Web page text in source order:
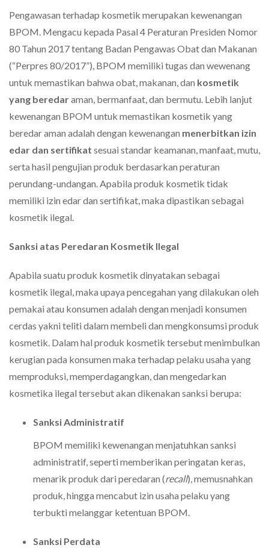
Pengawasan terhadap kosmetik merupakan kewenangan
BPOM. Mengacu kepada Pasal 4 Peraturan Presiden Nomor
80 Tahun 2017 tentang Badan Pengawas Obat dan Makanan
(“Perpres 80/2017”), BPOM memiliki tugas dan wewenang
untuk memastikan bahwa obat, makanan, dan kosmetik
yang beredaraman, bermanfaat, dan bermutu. Lebih lanjut
kewenangan BPOM untuk memastikan kosmetik yang
beredar aman adalah dengan kewenangan menerbitkan izin
edar dan sertifikat sesuai standar keamanan, manfaat, mutu,
serta hasil pengujian produk berdasarkan peraturan
perundang-undangan. Apabila produk kosmetik tidak
memiliki izin edar dan sertifikat, maka dipastikan sebagai
kosmetik ilegal.
Sanksi atas Peredaran Kosmetik Ilegal
Apabila suatu produk kosmetik dinyatakan sebagai
kosmetik ilegal, maka upaya pencegahan yang dilakukan oleh
pemakai atau konsumen adalah dengan menjadi konsumen
cerdas yakni teliti dalam membeli dan mengkonsumsi produk
kosmetik. Dalam hal produk kosmetik tersebut menimbulkan
kerugian pada konsumen maka terhadap pelaku usaha yang
memproduksi, memperdagangkan, dan mengedarkan
kosmetika ilegal tersebut akan dikenakan sanksi berupa:
Sanksi Administratif
BPOM memiliki kewenangan menjatuhkan sanksi
administratif, seperti memberikan peringatan keras,
menarik produk dari peredaran (recall), memusnahkan
produk, hingga mencabut izin usaha pelaku yang
terbukti melanggar ketentuan BPOM.
Sanksi Perdata